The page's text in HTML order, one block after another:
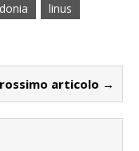
linus
articolo →